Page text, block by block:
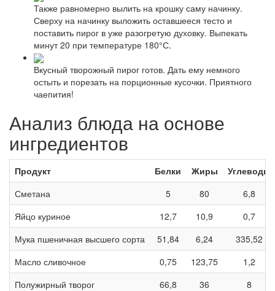
Также равномерно вылить на крошку саму начинку.
Сверху на начинку выложить оставшееся тесто и
поставить пирог в уже разогретую духовку. Выпекать
минут 20 при температуре 180°С.
Вкусный творожный пирог готов. Дать ему немного
остыть и порезать на порционные кусочки. Приятного
чаепития!
Анализ блюда на основе
ингредиентов
Продукт Белки Жиры
Углеводы
Сметана
5 80
6,8
Яйцо куриное
12,7 10,9
0,7
Мука пшеничная высшего сорта
51,84 6,24
335,52
Масло сливочное
0,75 123,75
1,2
Полужирный творог
66,8 36
8